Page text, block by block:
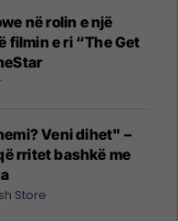
në rolin e një
filmin e ri “The Get
Veni dihet" –
rritet bashkë me
Store